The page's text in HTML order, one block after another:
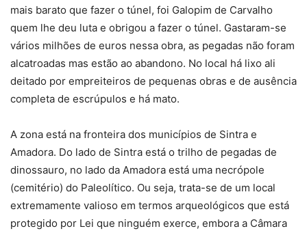
mais barato que fazer o túnel, foi Galopim de Carvalho
quem lhe deu luta e obrigou a fazer o túnel. Gastaram-se
vários milhões de euros nessa obra, as pegadas não foram
alcatroadas mas estão ao abandono. No local há lixo ali
deitado por empreiteiros de pequenas obras e de ausência
completa de escrúpulos e há mato.
A zona está na fronteira dos municípios de Sintra e
Amadora. Do lado de Sintra está o trilho de pegadas de
dinossauro, no lado da Amadora está uma necrópole
(cemitério) do Paleolítico. Ou seja, trata-se de um local
extremamente valioso em termos arqueológicos que está
protegido por Lei que ninguém exerce, embora a Câmara